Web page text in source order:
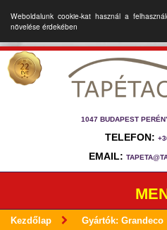
Weboldalunk cookie-kat használ a
növelése érdekében
1047 BUDAPEST
TELEFON:
EMAIL:
Kezdőlap Gyártók: Grandeco